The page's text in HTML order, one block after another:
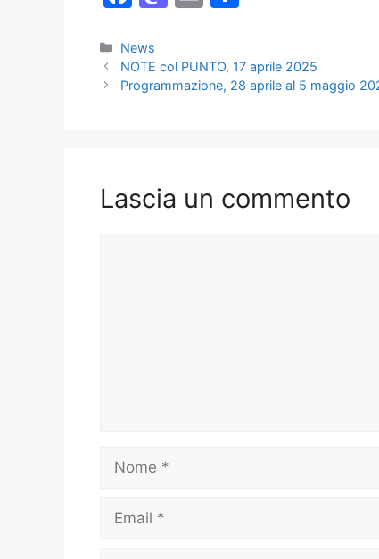
c
e
k
o l
di
Categorie
News
NOTE col PUNTO, 17 aprile 2025
Programmazione, 28 aprile al 5 maggio
Lascia un commento